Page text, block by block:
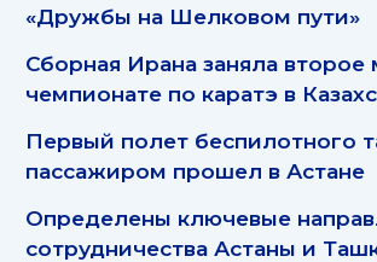
«Дружбы на Шелковом пути»
Сборная Ирана заняла второе
чемпионате по каратэ в
Первый полет беспилотного
пассажиром прошел в Астане
Определены ключевые
сотрудничества Астаны и